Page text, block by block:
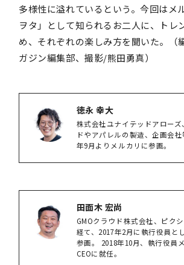
多様性に溢れているという。今回はメ
ヲタ」として知られるお二人に、トレ
め、それぞれの楽しみ方を聞いた。（
ガジン編集部、撮影/熊田勇真）
徳永 幸大
株式会社ユナイテッドアローズ
ドやアパレルの製造、企画会
年9月よりメルカリに参画。
田面木 宏尚
GMOクラウド株式会社、ピク
経て、2017年2月に執行役員と
参画。 2018年10月、執行役員
CEOに就任。